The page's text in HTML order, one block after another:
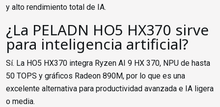
y alto rendimiento total de IA.
¿La PELADN HO5 HX370 sirve
para inteligencia artificial?
Sí. La HO5 HX370 integra Ryzen AI 9 HX 370, NPU de hasta
50 TOPS y gráficos Radeon 890M, por lo que es una
excelente alternativa para productividad avanzada e IA ligera
o media.